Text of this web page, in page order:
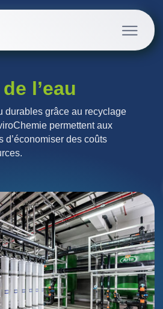
l’eau
durables grâce au recyclage
permettent aux
d’économiser des coûts